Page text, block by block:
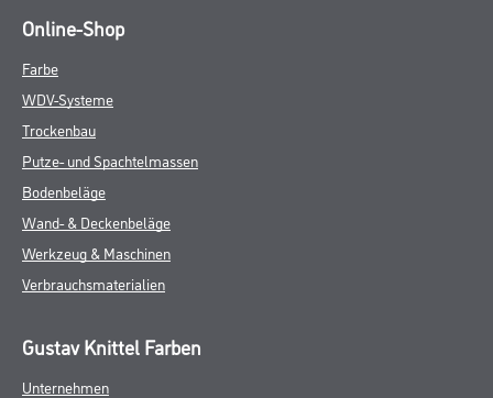
Online-Shop
Farbe
WDV-Systeme
Trockenbau
Putze- und Spachtelmassen
Bodenbeläge
Wand- & Deckenbeläge
Werkzeug & Maschinen
Verbrauchsmaterialien
Gustav Knittel Farben
Unternehmen